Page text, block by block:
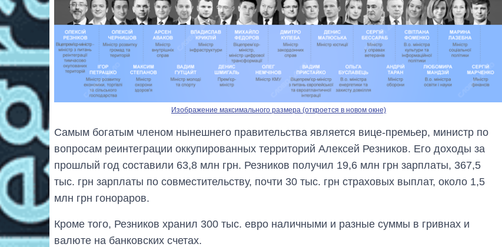
Изображение максимального размера (откроется в новом окне)
Самым богатым членом нынешнего правительства является вице-премьер, министр по
вопросам реинтеграции оккупированных территорий Алексей Резников. Его доходы за
прошлый год составили 63,8 млн грн. Резников получил 19,6 млн грн зарплаты, 367,5
тыс. грн зарплаты по совместительству, почти 30 тыс. грн страховых выплат, около 1,5
млн грн гонораров.
Кроме того, Резников хранил 300 тыс. евро наличными и разные суммы в гривнах и
валюте на банковских счетах.
Украине до и во